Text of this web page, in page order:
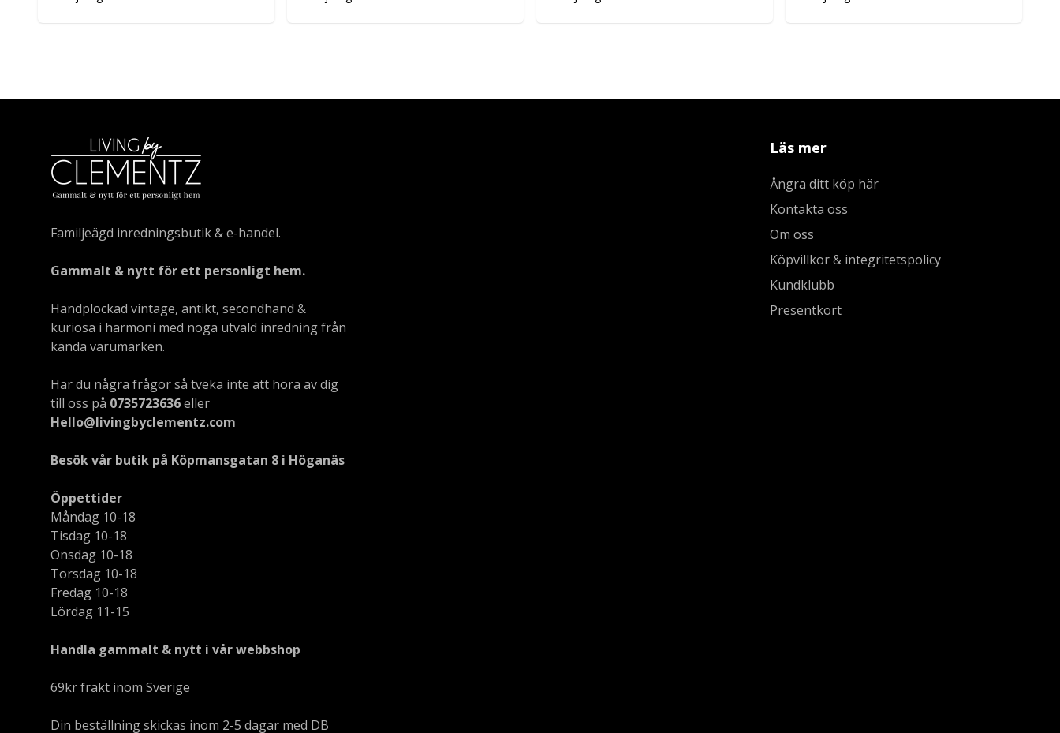
Familjeägd inredningsbutik & e-handel.
Gammalt & nytt för ett personligt hem.
Handplockad vintage, antikt, secondhand &
kuriosa i harmoni med noga utvald inredning från
kända varumärken.
Har du några frågor så tveka inte att höra av dig
till oss på 0735723636eller
Hello@livingbyclementz.com
Besök vår butik på Köpmansgatan 8 i Höganäs
Öppettider
Måndag 10-18
Tisdag 10-18
Onsdag 10-18
Torsdag 10-18
Fredag 10-18
Lördag 11-15
Handla gammalt & nytt i vår webbshop
69kr frakt inom Sverige
Din beställning skickas inom 2-5 dagar med DB
Läs mer
Ångra ditt köp här
Kontakta oss
Om oss
Köpvillkor & integritetspolicy
Kundklubb
Presentkort